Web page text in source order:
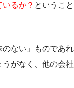
るか？ ということ
のない」ものであれ
がなく、他の会社